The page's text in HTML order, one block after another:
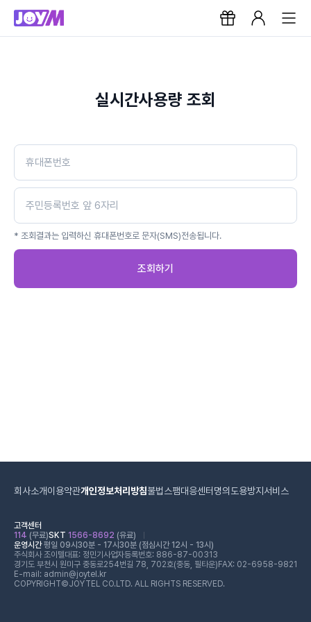
실시간사용량 조회
* 조회결과는 입력하신 휴대폰번호로 문자(SMS)전송됩니다.
조회하기
회사소개이용약관개인정보처리방침불법스팸대응센터 명의도용방지서비스
고객센터
114 (무료)SKT 1566-8692 (유료)
운영시간평일 09시30분 - 17시30분 (점심시간 12시 - 13시)
주식회사 조이텔대표: 정민기 사업자등록번호: 886-87-00313
경기도 부천시 원미구 중동로254번길 78, 702호(중동, 필타운) FAX: 02-6958-9821
E-mail: admin@joytel.kr
COPYRIGHT©JOYTEL CO.LTD. ALL RIGHTS RESERVED.